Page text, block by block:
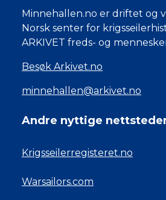
Minnehallen.no er driftet og
Norsk senter for
ARKIVET freds- og
Besøk Arkivet.no
minnehallen@arkivet.no
Andre nyttige
Krigsseilerregisteret.no
Warsailors.com